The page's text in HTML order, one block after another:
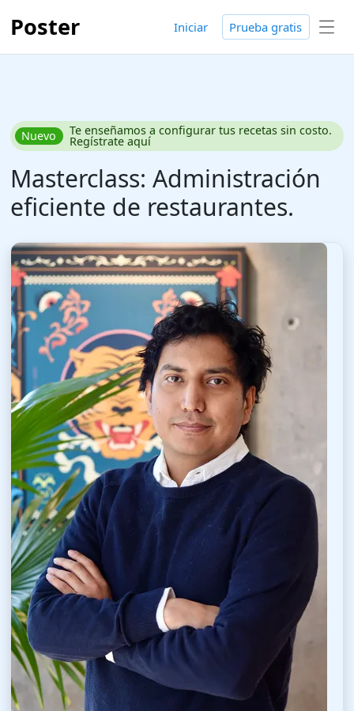
Poster Iniciar Prueba gratis
Nuevo Te enseñamos a configurar tus recetas sin costo.
Regístrate aquí
Masterclass: Administración
eficiente de restaurantes.